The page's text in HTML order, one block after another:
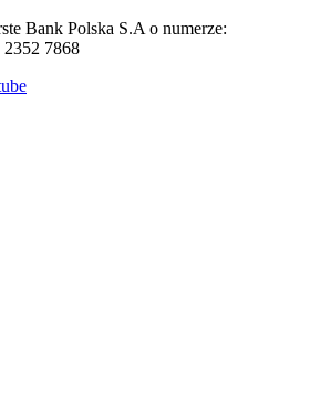
Bank Polska S.A o numerze:
7868